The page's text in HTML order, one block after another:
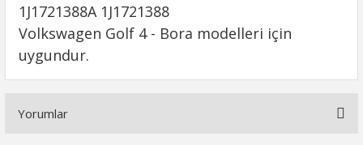
1J1721388A 1J1721388
Volkswagen Golf 4 - Bora modelleri için
uygundur.
Yorumlar